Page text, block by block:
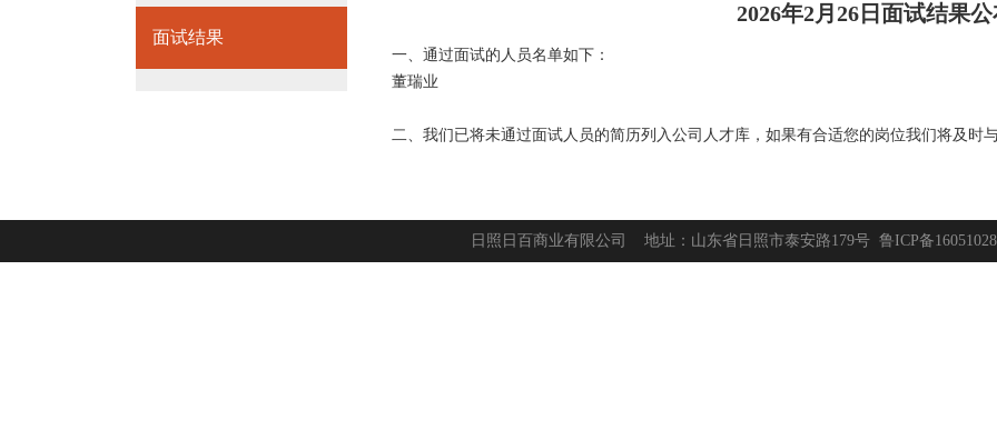
面试结果
2026年2月26日面试结果
一、通过面试的人员名单如下：
董瑞业
二、我们已将未通过面试人员的简历列入公司人才库，如果有合适您的岗位我们将及时与
日照日百商业有限公司 地址：山东省日照市泰安路179号 鲁ICP备